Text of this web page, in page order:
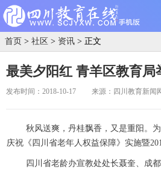
首页 > 社区 > 资讯 > 正文
最美夕阳红 青羊区教育局
发布时间：2018-10-17 来源：四川教育新闻
秋风送爽，丹桂飘香，又是重阳。
庆祝《四川省老年人权益保障》实施暨
四川省老龄办宣教处处长聂奎、成